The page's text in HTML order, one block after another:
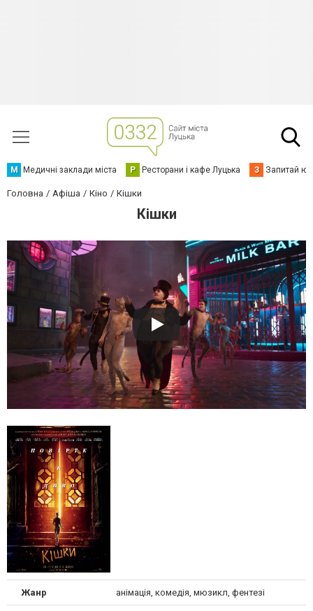
М Медичні заклади міста Р Ресторани і кафе Луцька З Запитай
Головна Афіша Кіно Кішки
Кішки
Жанр анімація, комедія, мюзикл, фентезі